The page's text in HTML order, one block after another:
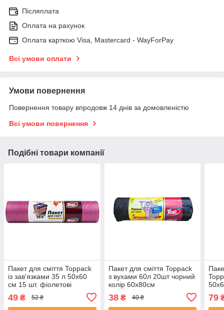
Післяплата
Оплата на рахунок
Оплата карткою Visa, Mastercard - WayForPay
Всі умови оплати
Умови повернення
Повернення товару впродовж 14 днів за домовленістю
Всі умови повернення
Подібні товари компанії
Пакет для сміття Toppack
із зав'язками 35 л 50х60
см 15 шт. фіолетові
49 ₴ 52 ₴
Пакет для сміття Toppack
з вухами 60л 20шт чорний
колір 60х80см
38₴ 40 ₴ 79